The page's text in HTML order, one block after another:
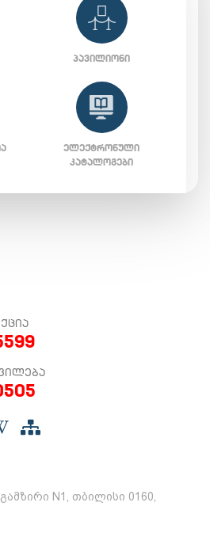
ᲞᲐᲕᲘᲚᲘᲝᲜᲘ
ᲔᲚᲔᲥᲢᲠᲝᲜᲣᲚᲘ
ᲙᲐᲢᲐᲚᲝᲒᲔᲑᲘ
N1, თბილისი 0160,